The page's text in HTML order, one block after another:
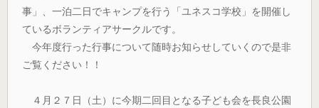
事」、一泊二日でキャンプを行う「ユネスコ学校」を開催し
ているボランティアサークルです。
今年度行った行事について随時お知らせしていくので是非
ご覧ください！！
４月２７日（土）に今期二回目となる子ども会を長良公園